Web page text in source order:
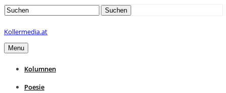
Search
Suchen
Kollermedia.at
Menu
Kolumnen
Poesie